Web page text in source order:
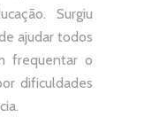
Surgiu
ajudar todos
frequentar o
dificuldades